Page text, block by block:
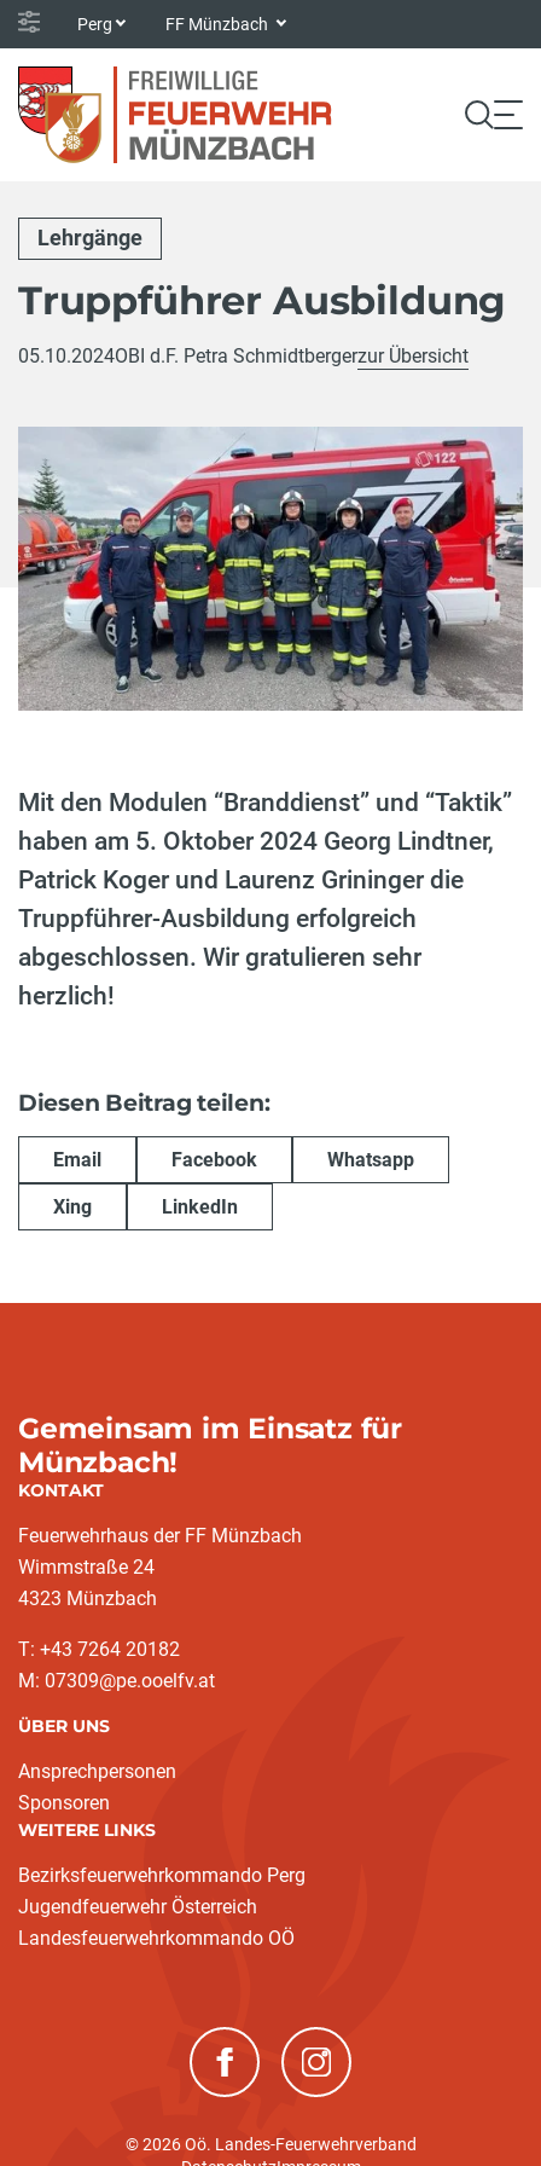
Perg FF Münzbach
Lehrgänge
Truppführer Ausbildung
05.10.2024OBI d.F. Petra Schmidtbergerzur Übersicht
Mit den Modulen “Branddienst” und “Taktik”
haben am 5. Oktober 2024 Georg Lindtner,
Patrick Koger und Laurenz Grininger die
Truppführer-Ausbildung erfolgreich
abgeschlossen. Wir gratulieren sehr
herzlich!
Diesen Beitrag teilen:
Email Facebook Whatsapp
Xing LinkedIn
Gemeinsam im Einsatz für
Münzbach!
KONTAKT
Feuerwehrhaus der FF Münzbach
Wimmstraße 24
4323 Münzbach
T: +43 7264 20182
M: 07309@pe.ooelfv.at
ÜBER UNS
Ansprechpersonen
Sponsoren
WEITERE LINKS
Bezirksfeuerwehrkommando Perg
Jugendfeuerwehr Österreich
Landesfeuerwehrkommando OÖ
(neues Fenster)(neues Fenster)
© 2026 Oö. Landes-Feuerwehrverband